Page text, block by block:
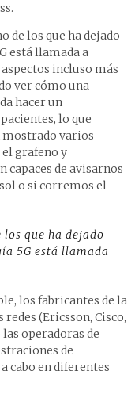
de los que ha dejado
está llamada a
incluso más
ver cómo una
hacer un
lo que
mostrado varios
grafeno y
capaces de avisarnos
o si corremos el
que ha dejado
5G está llamada
los fabricantes de la
(Ericsson, Cisco,
operadoras de
de
cabo en diferentes